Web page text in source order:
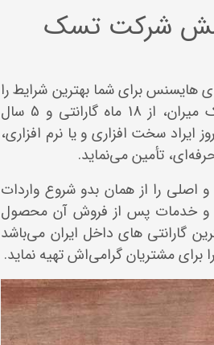
شرکت تسک
برای شما بهترین شرایط را
فراهم می‌آورد. گوشی هایسنس خریداری شده با گارانتی تسک میران، از 18 ماه گارانتی و 5 سال
سخت افزاری و یا نرم افزاری،
اصلی را از همان بدو شروع واردات
و خدمات پس از فروش آن محصول
گارانتی های داخل ایران می‌باشد
مشتریان گرامی‌اش تهیه نماید.